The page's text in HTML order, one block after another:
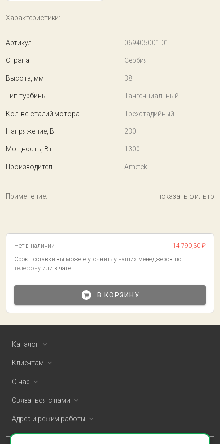
Характеристики:
Артикул 069405001.01
Страна Сербия
Высота, мм 38
Тип турбины Тангенциальный
Кол-во стадий мотора Трехстадийный
Напряжение, В 230
Мощность, Вт 1300
Производитель Ametek
Применение: показать фильтр
Нет в наличии
14 790,30 ₽
Срок поставки вы можете уточнить у наших менеджеров по
телефону или в чате
В КОРЗИНУ
Каталог
Клиентам
О нас
Связаться с нами
Адрес и режим работы